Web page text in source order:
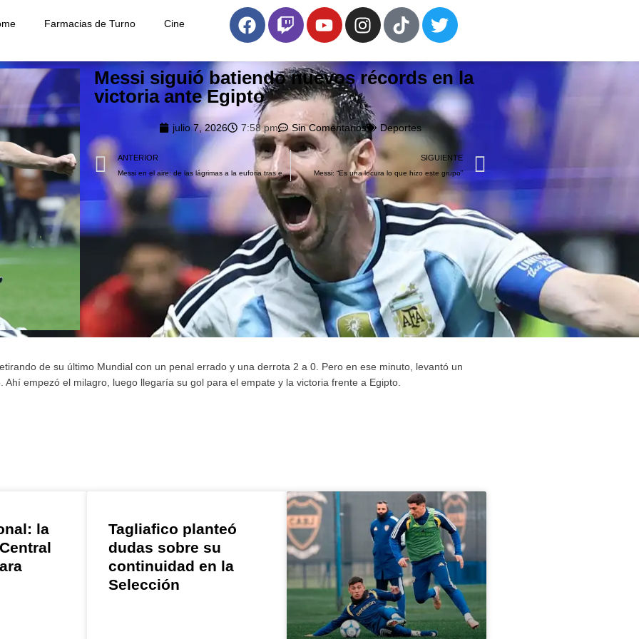
Farmacias de Turno Cine
Messi siguió batiendo nuevos récords en la
victoria ante Egipto
julio 7, 2026 7:58 pm Sin Comentarios Deportes
ANTERIOR
Messi en el aire: de las lágrimas a la euforia tras el triunfo ante Egipto
SIGUIENTE
Messi: “Es una locura lo que hizo este grupo”
de su último Mundial con un penal errado y una derrota 2 a 0. Pero en ese minuto, levantó un
empezó el milagro, luego llegaría su gol para el empate y la victoria frente a Egipto.
la
Tagliafico planteó
dudas sobre su
continuidad en la
Selección